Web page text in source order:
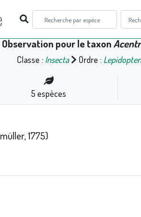
Observation pour le taxon
Classe : Insecta Ordre :
5 espèces
1775)